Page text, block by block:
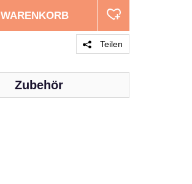
WARENKORB
Teilen
Zubehör